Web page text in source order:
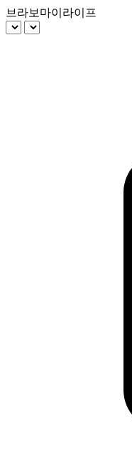
브라보마이라이프